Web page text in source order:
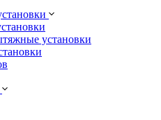
установки